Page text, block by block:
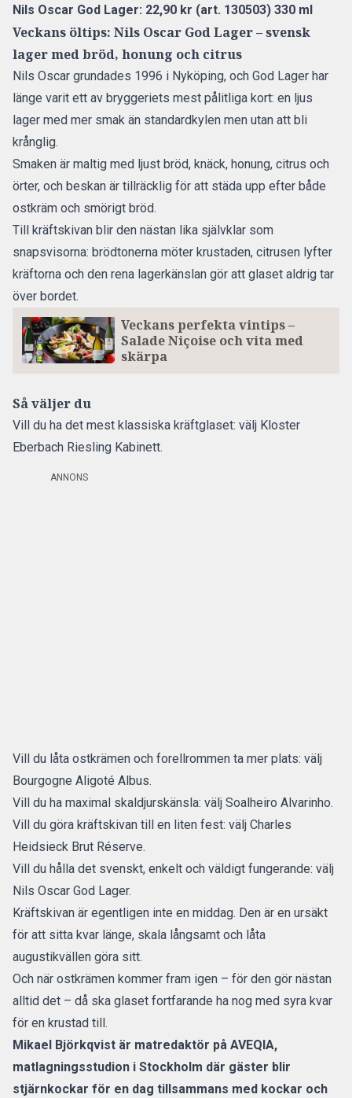
Nils Oscar God Lager: 22,90 kr (art. 130503) 330 ml
Veckans öltips: Nils Oscar God Lager – svensk
lager med bröd, honung och citrus
Nils Oscar grundades 1996 i Nyköping, och God Lager har
länge varit ett av bryggeriets mest pålitliga kort: en ljus
lager med mer smak än standardkylen men utan att bli
krånglig.
Smaken är maltig med ljust bröd, knäck, honung, citrus och
örter, och beskan är tillräcklig för att städa upp efter både
ostkräm och smörigt bröd.
Till kräftskivan blir den nästan lika självklar som
snapsvisorna: brödtonerna möter krustaden, citrusen lyfter
kräftorna och den rena lagerkänslan gör att glaset aldrig tar
över bordet.
Veckans perfekta vintips –
Salade Niçoise och vita med
skärpa
Så väljer du
Vill du ha det mest klassiska kräftglaset: välj Kloster
Eberbach Riesling Kabinett.
ANNONS
Vill du låta ostkrämen och forellrommen ta mer plats: välj
Bourgogne Aligoté Albus.
Vill du ha maximal skaldjurskänsla: välj Soalheiro Alvarinho.
Vill du göra kräftskivan till en liten fest: välj Charles
Heidsieck Brut Réserve.
Vill du hålla det svenskt, enkelt och väldigt fungerande: välj
Nils Oscar God Lager.
Kräftskivan är egentligen inte en middag. Den är en ursäkt
för att sitta kvar länge, skala långsamt och låta
augustikvällen göra sitt.
Och när ostkrämen kommer fram igen – för den gör nästan
alltid det – då ska glaset fortfarande ha nog med syra kvar
för en krustad till.
Mikael Björkqvist är matredaktör på AVEQIA,
matlagningsstudion i Stockholm där gäster blir
stjärnkockar för en dag tillsammans med kockar och